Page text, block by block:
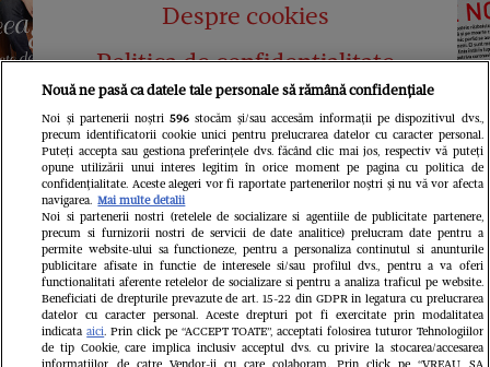
Despre cookies
Politica de confidențialitate
Abonamente
Contact
Pariază responsabil! Decizia ONJN nr.
821/25.09.2025.
Jocurile de noroc sunt interzise minorilor.
Nouă ne pasă ca datele tale personale să rămână confidențiale
Noi și partenerii noștri 596stocăm și/sau accesăm informații pe dispozitivul dvs.,
precum identificatorii cookie unici pentru prelucrarea datelor cu caracter personal.
Puteți accepta sau gestiona preferințele dvs. făcând clic mai jos, respectiv vă puteți
opune utilizării unui interes legitim în orice moment pe pagina cu politica de
confidențialitate. Aceste alegeri vor fi raportate partenerilor noștri și nu vă vor afecta
navigarea. Mai multe detalii
Noi si partenerii nostri (retelele de socializare si agentiile de publicitate partenere,
precum si furnizorii nostri de servicii de date analitice) prelucram date pentru a
permite website-ului sa functioneze, pentru a personaliza continutul si anunturile
publicitare afisate in functie de interesele si/sau profilul dvs., pentru a va oferi
functionalitati aferente retelelor de socializare si pentru a analiza traficul pe website.
Beneficiati de drepturile prevazute de art. 15-22 din GDPR in legatura cu prelucrarea
datelor cu caracter personal. Aceste drepturi pot fi exercitate prin modalitatea
indicataaici. Prin click pe “ACCEPT TOATE”, acceptati folosirea tuturor Tehnologiilor
de tip Cookie, care implica inclusiv acceptul dvs. cu privire la stocarea/accesarea
informatiilor de catre Vendor-ii cu care colaboram. Prin click pe “VREAU SA